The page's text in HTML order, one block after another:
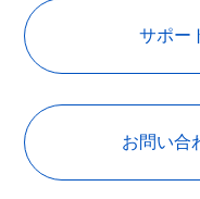
サポー
お問い合